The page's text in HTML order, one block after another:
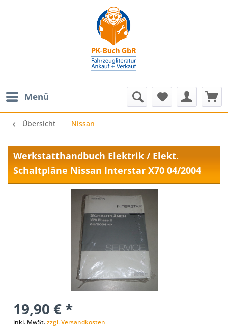
Menü
Übersicht Nissan
Werkstatthandbuch Elektrik / Elekt.
Schaltpläne Nissan Interstar X70 04/2004
19,90 € *
inkl. MwSt.zzgl. Versandkosten